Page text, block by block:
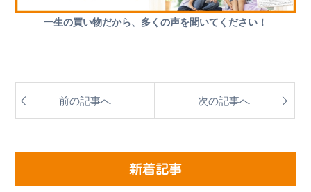
一生の買い物だから、多くの声を聞いてください！
前の記事へ 次の記事へ
新着記事